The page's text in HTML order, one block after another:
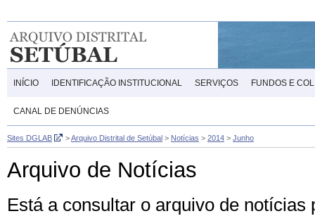
INÍCIO IDENTIFICAÇÃO INSTITUCIONAL SERVIÇOS FUNDOS E
CANAL DE DENÚNCIAS
Sites DGLAB >Arquivo Distrital de Setúbal > Notícias > 2014 > Junho
Arquivo de Notícias
Está a consultar o arquivo de notícias